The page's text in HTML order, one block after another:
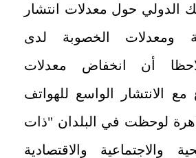
الدولي حول معدلات انتشار
ومعدلات الخصوبة لدى
أن انخفاض معدلات
الانتشار الواسع للهواتف
لوحظت في البلدان "ذات
والاجتماعية والاقتصادية